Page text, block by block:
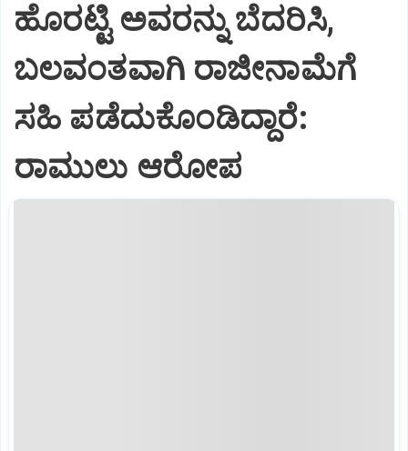
ಹೊರಟ್ಟಿ ಅವರನ್ನು ಬೆದರಿಸಿ,
ಬಲವಂತವಾಗಿ ರಾಜೀನಾಮೆಗೆ
ಸಹಿ ಪಡೆದುಕೊಂಡಿದ್ದಾರೆ:
ರಾಮುಲು ಆರೋಪ